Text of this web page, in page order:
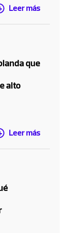
Leer más
que
alto
Leer más